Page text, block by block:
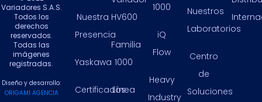
Variadores S.A.S.
Todos los
derechos
reservados.
Todas las
imágenes
registradas.
Diseño y desarrollo:
ORIGAMI AGENCIA
Nuestra
Presencia
Yaskawa
Certificados
HV600
Familia
1000
Línea
1000
iQ
Flow
Heavy
Industry
Nuestros
Laboratorios
Centro
de
Soluciones